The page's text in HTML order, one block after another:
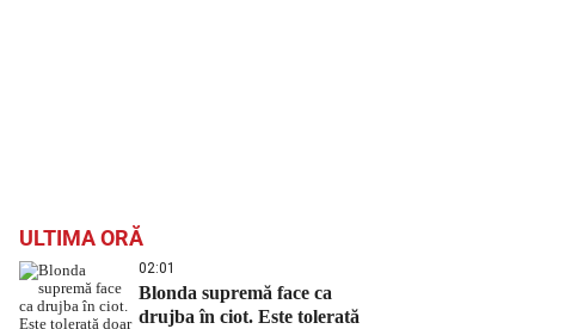
ULTIMA ORĂ
02:01
Blonda supremă face ca
drujba în ciot. Este tolerată